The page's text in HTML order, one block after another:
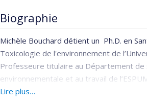
Biographie
Michèle Bouchard détient un Ph.D. en
Toxicologie de l'environnement de
Professeure titulaire au Département de
environnementale et au travail de
également titulaire de la Chaire d'analyse
Lire plus…